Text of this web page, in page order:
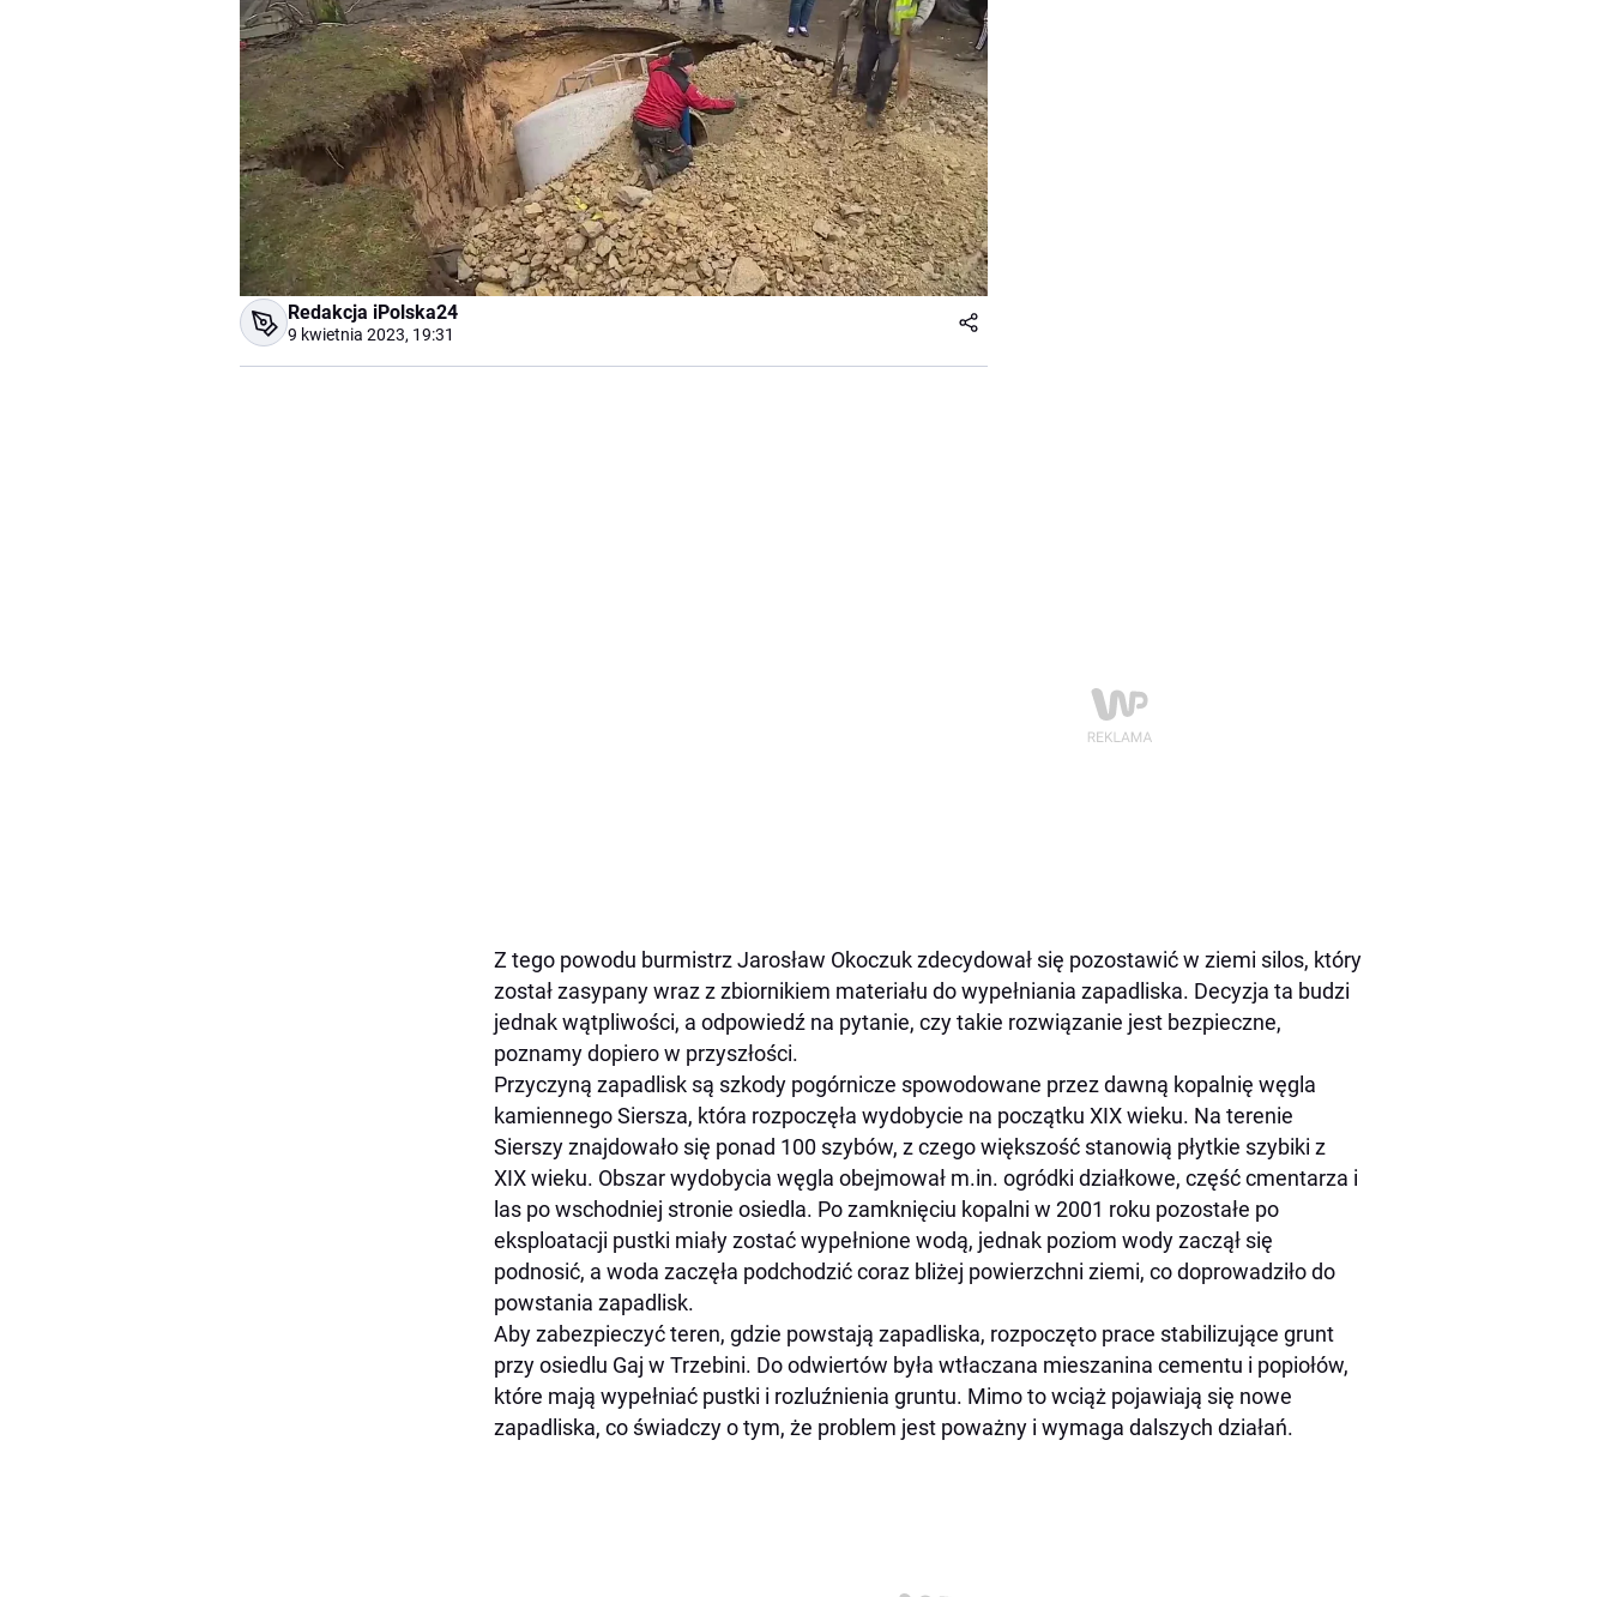
Redakcja iPolska24
9 kwietnia 2023, 19:31
Z tego powodu burmistrz Jarosław Okoczuk zdecydował się pozostawić w ziemi silos, który
został zasypany wraz z zbiornikiem materiału do wypełniania zapadliska. Decyzja ta budzi
jednak wątpliwości, a odpowiedź na pytanie, czy takie rozwiązanie jest bezpieczne,
poznamy dopiero w przyszłości.
Przyczyną zapadlisk są szkody pogórnicze spowodowane przez dawną kopalnię węgla
kamiennego Siersza, która rozpoczęła wydobycie na początku XIX wieku. Na terenie
Sierszy znajdowało się ponad 100 szybów, z czego większość stanowią płytkie szybiki z
XIX wieku. Obszar wydobycia węgla obejmował m.in. ogródki działkowe, część cmentarza i
las po wschodniej stronie osiedla. Po zamknięciu kopalni w 2001 roku pozostałe po
eksploatacji pustki miały zostać wypełnione wodą, jednak poziom wody zaczął się
podnosić, a woda zaczęła podchodzić coraz bliżej powierzchni ziemi, co doprowadziło do
powstania zapadlisk.
Aby zabezpieczyć teren, gdzie powstają zapadliska, rozpoczęto prace stabilizujące grunt
przy osiedlu Gaj w Trzebini. Do odwiertów była wtłaczana mieszanina cementu i popiołów,
które mają wypełniać pustki i rozluźnienia gruntu. Mimo to wciąż pojawiają się nowe
zapadliska, co świadczy o tym, że problem jest poważny i wymaga dalszych działań.